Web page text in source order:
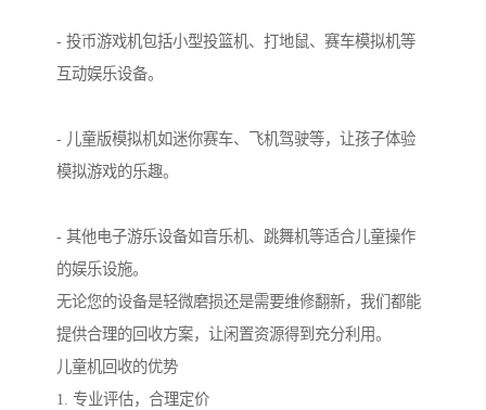
- 投币游戏机包括小型投篮机、打地鼠、赛车模拟机等
互动娱乐设备。
- 儿童版模拟机如迷你赛车、飞机驾驶等，让孩子体验
模拟游戏的乐趣。
- 其他电子游乐设备如音乐机、跳舞机等适合儿童操作
的娱乐设施。
无论您的设备是轻微磨损还是需要维修翻新，我们都能
提供合理的回收方案，让闲置资源得到充分利用。
儿童机回收的优势
1. 专业评估，合理定价